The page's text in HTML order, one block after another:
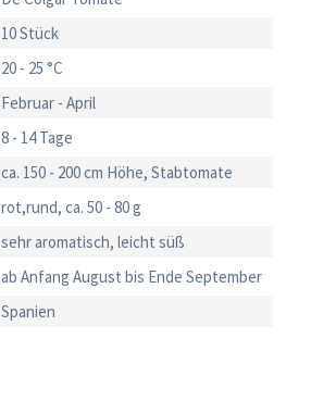
10 Stück
20 - 25 °C
Februar - April
8 - 14 Tage
ca. 150 - 200 cm Höhe, Stabtomate
rot,rund, ca. 50 - 80 g
sehr aromatisch, leicht süß
ab Anfang August bis Ende September
Spanien